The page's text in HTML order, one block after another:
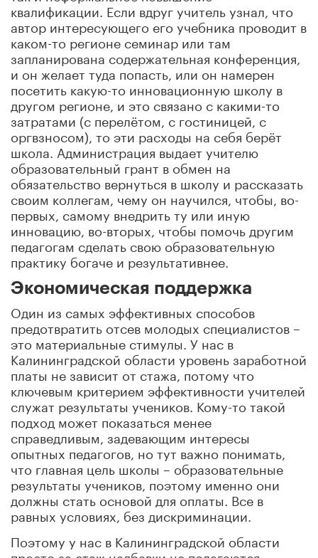
квалификации. Если вдруг учитель узнал, что
автор интересующего его учебника проводит в
каком-то регионе семинар или там
запланирована содержательная конференция,
и он желает туда попасть, или он намерен
посетить какую-то инновационную школу в
другом регионе, и это связано с какими-то
затратами (с перелётом, с гостиницей, с
оргвзносом), то эти расходы на себя берёт
школа. Администрация выдает учителю
образовательный грант в обмен на
обязательство вернуться в школу и рассказать
своим коллегам, чему он научился, чтобы, во-
первых, самому внедрить ту или иную
инновацию, во-вторых, чтобы помочь другим
педагогам сделать свою образовательную
практику богаче и результативнее.
Экономическая поддержка
Один из самых эффективных способов
предотвратить отсев молодых специалистов –
это материальные стимулы. У нас в
Калининградской области уровень заработной
платы не зависит от стажа, потому что
ключевым критерием эффективности учителей
служат результаты учеников. Кому-то такой
подход может показаться менее
справедливым, задевающим интересы
опытных педагогов, но тут важно понимать,
что главная цель школы – образовательные
результаты учеников, поэтому именно они
должны стать основой для оплаты. Все в
равных условиях, без дискриминации.
Поэтому у нас в Калининградской области